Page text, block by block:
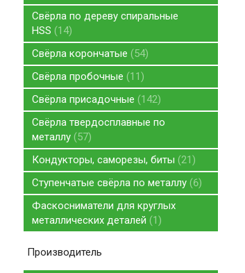
Свёрла по дереву спиральные
HSS
14
Свёрла корончатые
54
Свёрла пробочные
11
Свёрла присадочные
142
Свёрла твердосплавные по
металлу 57
Кондукторы, саморезы, биты 21
Ступенчатые свёрла по металлу 6
Фаскосниматели для круглых
металлических деталей
1
Производитель